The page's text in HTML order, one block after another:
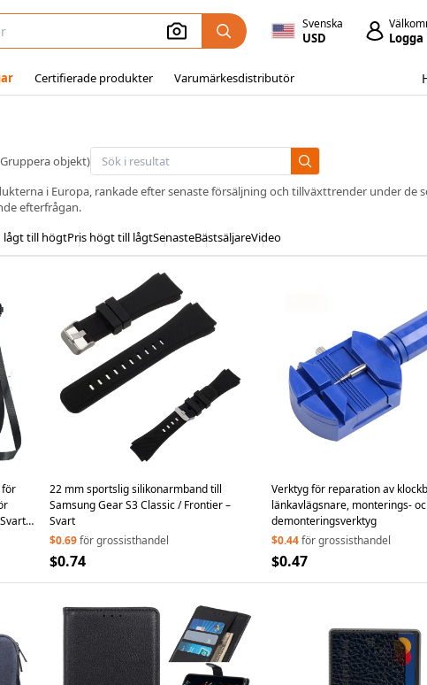
Svenska
USD
Certifierade produkter Varumärkesdistributör
Gruppera objekt)
i Europa, rankade efter senaste försäljning och tillväxttrender under de
efterfrågan.
lågt till högtPris högt till lågtSenasteBästsäljareVideo
för
22 mm sportslig silikonarmband till
Samsung Gear S3 Classic / Frontier –
Svart
$0.69för grossisthandel
$0.74
Verktyg för reparation av
länkavlägsnare, monterings-
demonteringsverktyg
$0.44för grossisthandel
$0.47